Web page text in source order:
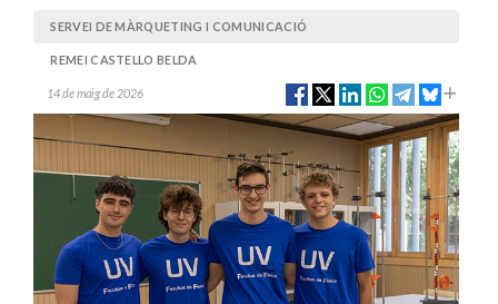
SERVEI DE MÀRQUETING I COMUNICACIÓ
REMEI CASTELLO BELDA
14 de maig de 2026